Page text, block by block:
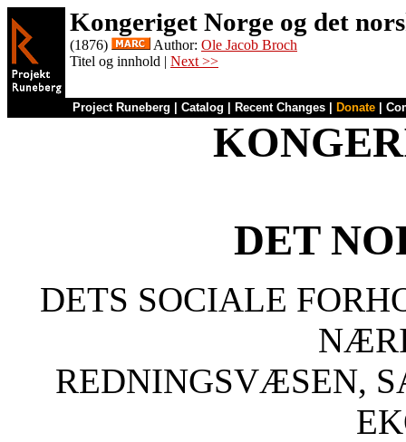
Kongeriget Norge og det
(1876) Author: Ole Jacob Broch
Titel og innhold | Next >>
Project Runeberg Catalog Recent Changes Donate
DET
DETS SOCIALE
REDNINGSVÆSEN,